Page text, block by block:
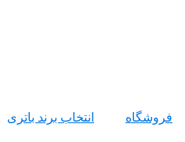
فروشگاه انتخاب برند باتری